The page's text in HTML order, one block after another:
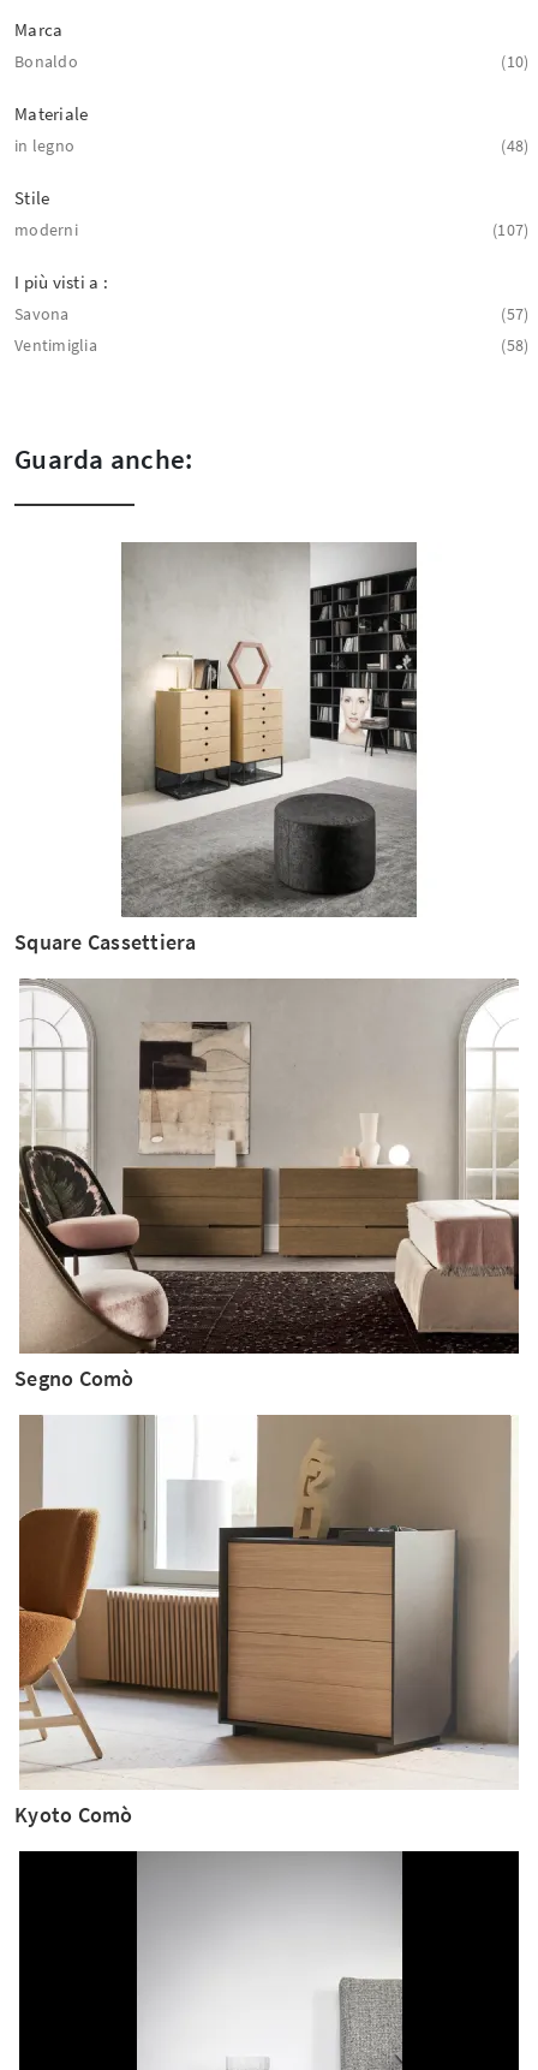
Marca
Bonaldo 10
Materiale
in legno 48
Stile
moderni 107
I più visti a :
Savona
57
Ventimiglia
58
Guarda anche:
Square Cassettiera
Segno Comò
Kyoto Comò